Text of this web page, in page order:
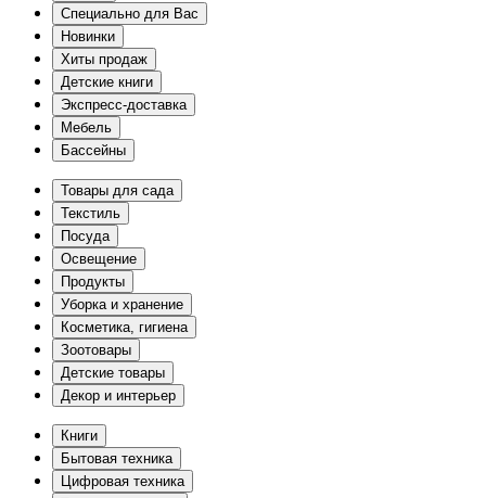
Специально для Вас
Новинки
Хиты продаж
Детские книги
Экспресс-доставка
Мебель
Бассейны
Товары для сада
Текстиль
Посуда
Освещение
Продукты
Уборка и хранение
Косметика, гигиена
Зоотовары
Детские товары
Декор и интерьер
Книги
Бытовая техника
Цифровая техника